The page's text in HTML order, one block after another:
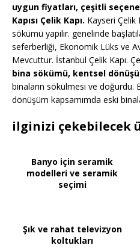
uygun fiyatları, çeşitli
Kapısı Çelik Kapı. Kayseri Çelik
sökümü yapılır. genelinde
seferberliği, Ekonomik Lüks ve
Mevcuttur. İstanbul Çelik Kapı.
bina sökümü, kentsel
binaların sökülmesi ve doğurdu.
dönüşüm kapsamımda eski
ilginizi çekebilecek
Banyo için seramik
modelleri ve seramik
seçimi
Şık ve rahat televizyon
koltukları